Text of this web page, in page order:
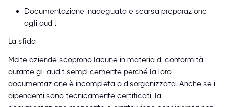
Documentazione inadeguata e scarsa preparazione
agli audit
La sfida
Molte aziende scoprono lacune in materia di conformità
durante gli audit semplicemente perché la loro
documentazione è incompleta o disorganizzata. Anche se i
dipendenti sono tecnicamente certificati, la